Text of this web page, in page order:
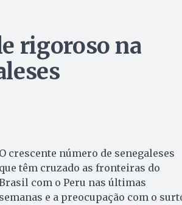
rigoroso na
O crescente número de senegaleses
que têm cruzado as fronteiras do
com o Peru nas últimas
semanas e a preocupação com o